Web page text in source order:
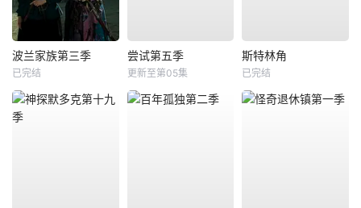
波兰家族第三季
已完结
尝试第五季
更新至第05集
斯特林角
已完结